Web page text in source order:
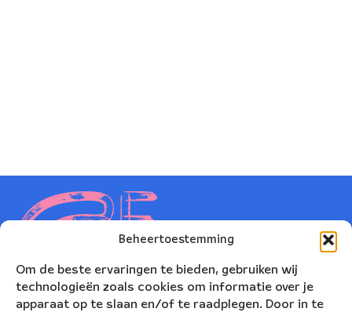
Beheertoestemming
Om de beste ervaringen te bieden, gebruiken wij
technologieën zoals cookies om informatie over je
apparaat op te slaan en/of te raadplegen. Door in te